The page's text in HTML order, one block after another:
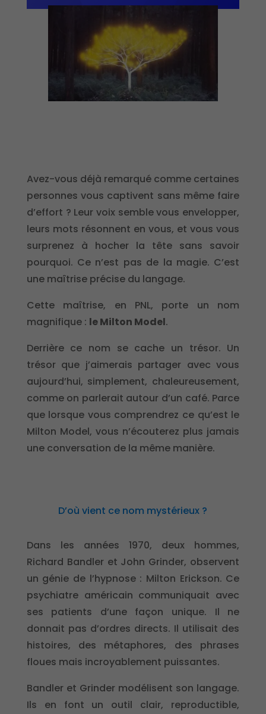
Avez-vous déjà remarqué comme certaines
personnes vous captivent sans même faire
d’effort ? Leur voix semble vous envelopper,
leurs mots résonnent en vous, et vous vous
surprenez à hocher la tête sans savoir
pourquoi. Ce n’est pas de la magie. C’est
une maîtrise précise du langage.
Cette maîtrise, en PNL, porte un nom
magnifique : le Milton Model.
Derrière ce nom se cache un trésor. Un
trésor que j’aimerais partager avec vous
aujourd’hui, simplement, chaleureusement,
comme on parlerait autour d’un café. Parce
que lorsque vous comprendrez ce qu’est le
Milton Model, vous n’écouterez plus jamais
une conversation de la même manière.
D’où vient ce nom mystérieux ?
Dans les années 1970, deux hommes,
Richard Bandler et John Grinder, observent
un génie de l’hypnose : Milton Erickson. Ce
psychiatre américain communiquait avec
ses patients d’une façon unique. Il ne
donnait pas d’ordres directs. Il utilisait des
histoires, des métaphores, des phrases
floues mais incroyablement puissantes.
Bandler et Grinder modélisent son langage.
Ils en font un outil clair, reproductible,